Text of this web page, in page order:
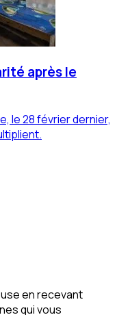
après le
le 28 février dernier,
en recevant
qui vous